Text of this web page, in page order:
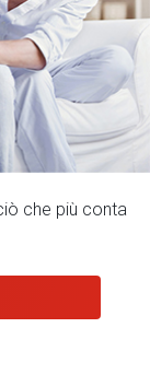
che più conta